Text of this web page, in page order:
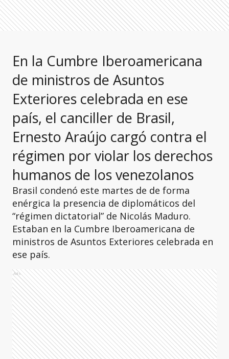
En la Cumbre Iberoamericana
de ministros de Asuntos
Exteriores celebrada en ese
país, el canciller de Brasil,
Ernesto Araújo cargó contra el
régimen por violar los derechos
humanos de los venezolanos
Brasil condenó este martes de de forma
enérgica la presencia de diplomáticos del
“régimen dictatorial” de Nicolás Maduro.
Estaban en la Cumbre Iberoamericana de
ministros de Asuntos Exteriores celebrada en
ese país.
Ads